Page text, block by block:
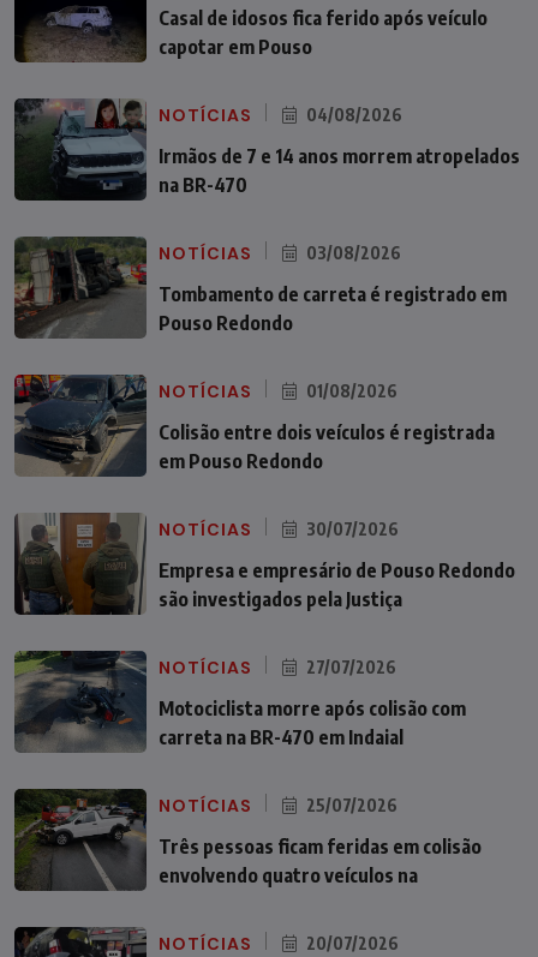
Casal de idosos fica ferido após veículo
capotar em Pouso
NOTÍCIAS 04/08/2026
Irmãos de 7 e 14 anos morrem atropelados
na BR-470
NOTÍCIAS 03/08/2026
Tombamento de carreta é registrado em
Pouso Redondo
NOTÍCIAS 01/08/2026
Colisão entre dois veículos é registrada
em Pouso Redondo
NOTÍCIAS 30/07/2026
Empresa e empresário de Pouso Redondo
são investigados pela Justiça
NOTÍCIAS 27/07/2026
Motociclista morre após colisão com
carreta na BR-470 em Indaial
NOTÍCIAS 25/07/2026
Três pessoas ficam feridas em colisão
envolvendo quatro veículos na
NOTÍCIAS 20/07/2026